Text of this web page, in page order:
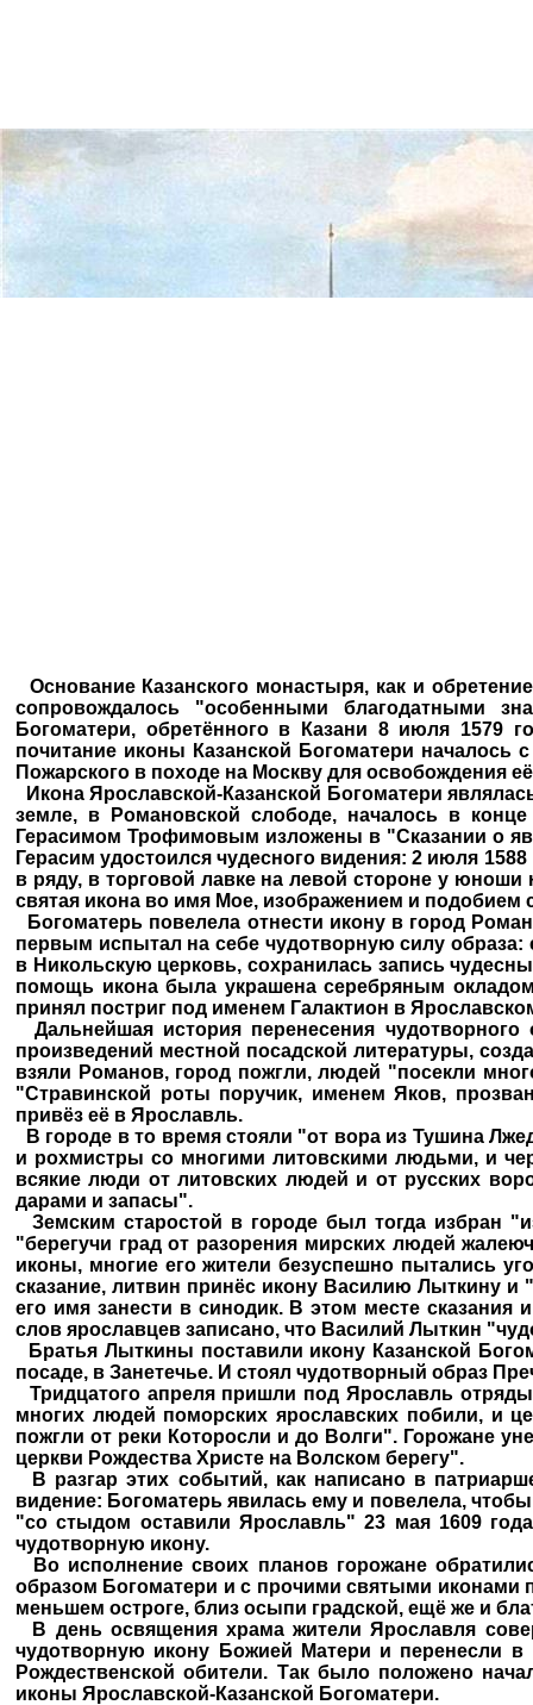
Основание Казанского монастыря, как и
сопровождалось "особенными благодатными
Богоматери, обретённого в Казани 8 июля 1579
почитание иконы Казанской Богоматери началось
Пожарского в походе на Москву для освобождения
Икона Ярославской-Казанской Богоматери
земле, в Романовской слободе, началось в
Герасимом Трофимовым изложены в "Сказании о
Герасим удостоился чудесного видения: 2 июля
в ряду, в торговой лавке на левой стороне у юноши
святая икона во имя Мое, изображением и
Богоматерь повелела отнести икону в город
первым испытал на себе чудотворную силу образа:
в Никольскую церковь, сохранилась запись
помощь икона была украшена серебряным
принял постриг под именем Галактион в
Дальнейшая история перенесения
произведений местной посадской литературы,
взяли Романов, город пожгли, людей "посекли
"Стравинской роты поручик, именем Яков,
привёз её в Ярославль.
В городе в то время стояли "от вора из Тушина
и рохмистры со многими литовскими людьми, и
всякие люди от литовских людей и от русских
дарами и запасы".
Земским старостой в городе был тогда избран
"берегучи град от разорения мирских людей
иконы, многие его жители безуспешно пытались
сказание, литвин принёс икону Василию Лыткину и
его имя занести в синодик. В этом месте
слов ярославцев записано, что Василий Лыткин
Братья Лыткины поставили икону Казанской
посаде, в Занетечье. И стоял чудотворный образ
Тридцатого апреля пришли под Ярославль
многих людей поморских ярославских побили, и
пожгли от реки Которосли и до Волги". Горожане
церкви Рождества Христе на Волском берегу".
В разгар этих событий, как написано в
видение: Богоматерь явилась ему и повелела,
"со стыдом оставили Ярославль" 23 мая 1609
чудотворную икону.
Во исполнение своих планов горожане
образом Богоматери и с прочими святыми
меньшем остроге, близ осыпи градской, ещё же и
В день освящения храма жители Ярославля
чудотворную икону Божией Матери и перенесли в
Рождественской обители. Так было положено
иконы Ярославской-Казанской Богоматери.